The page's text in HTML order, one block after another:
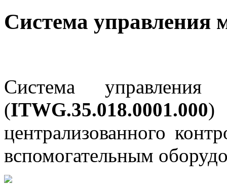
Система
Система
(ITWG.35.018.0001.000)
централизованного
вспомогательным